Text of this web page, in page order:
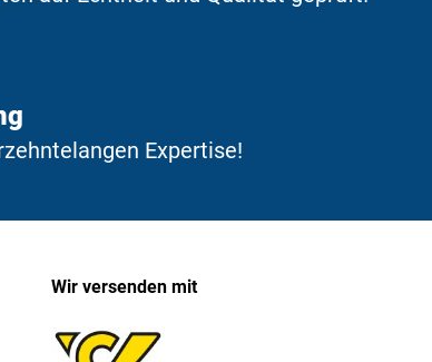
Expertise!
Wir versenden mit